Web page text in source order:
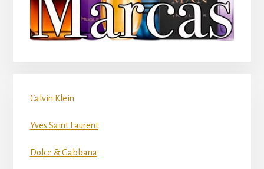
Calvin Klein
Yves Saint Laurent
Dolce & Gabbana